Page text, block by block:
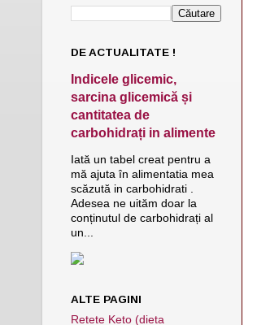
DE ACTUALITATE !
Indicele glicemic,
sarcina glicemică și
cantitatea de
carbohidrați in alimente
Iată un tabel creat pentru a
mă ajuta în alimentatia mea
scăzută in carbohidrati .
Adesea ne uităm doar la
conținutul de carbohidrați al
un...
ALTE PAGINI
Retete Keto (dieta